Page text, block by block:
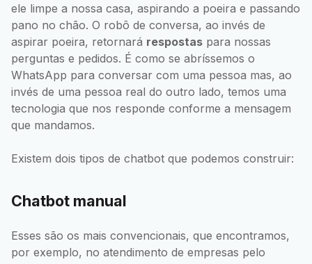
ele limpe a nossa casa, aspirando a poeira e passando
pano no chão. O robô de conversa, ao invés de
aspirar poeira, retornará respostas para nossas
perguntas e pedidos. É como se abríssemos o
WhatsApp para conversar com uma pessoa mas, ao
invés de uma pessoa real do outro lado, temos uma
tecnologia que nos responde conforme a mensagem
que mandamos.
Existem dois tipos de chatbot que podemos construir:
Chatbot manual
Esses são os mais convencionais, que encontramos,
por exemplo, no atendimento de empresas pelo